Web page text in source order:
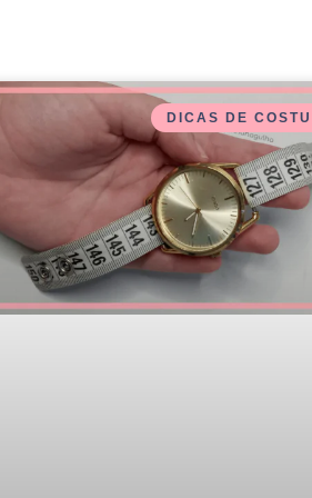
DICAS DE